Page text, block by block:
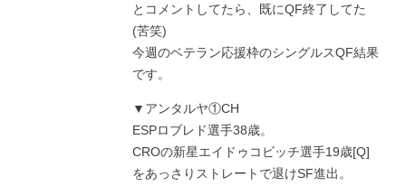
とコメントしてたら、既にQF終了してた
(苦笑)
今週のベテラン応援枠のシングルスQF結果
です。
▼アンタルヤ①CH
ESPロブレド選手38歳。
CROの新星エイドゥコビッチ選手19歳[Q]
をあっさりストレートで退けSF進出。